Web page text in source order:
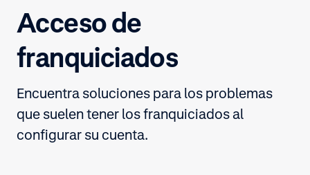
Acceso de
franquiciados
Encuentra soluciones para los problemas
que suelen tener los franquiciados al
configurar su cuenta.